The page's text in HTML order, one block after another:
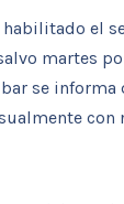
habilitado el
martes
se informa
con